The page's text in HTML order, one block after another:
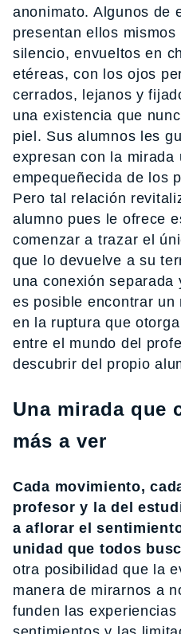
anonimato. Algunos de
presentan ellos
silencio, envueltos en
etéreas, con los ojos
cerrados, lejanos y
una existencia que
piel. Sus alumnos les
expresan con la mirada
empequeñecida de los
Pero tal relación
alumno pues le ofrece
comenzar a trazar el
que lo devuelve a su
una conexión separada
es posible encontrar un
en la ruptura que
entre el mundo del
descubrir del propio
Una mirada que
más a ver
Cada movimiento,
profesor y la del
a aflorar el
unidad que todos
otra posibilidad que la
manera de mirarnos a
funden las